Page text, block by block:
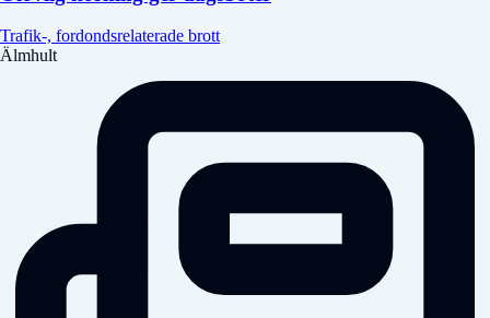
Trafik-, fordondsrelaterade brott
Älmhult